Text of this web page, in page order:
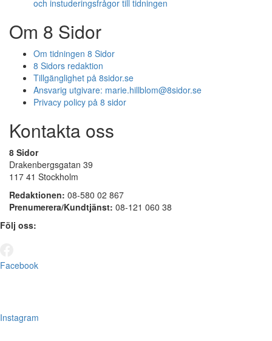
och instuderingsfrågor till tidningen
Om 8 Sidor
Om tidningen 8 Sidor
8 Sidors redaktion
Tillgänglighet på 8sidor.se
Ansvarig utgivare: marie.hillblom@8sidor.se
Privacy policy på 8 sidor
Kontakta oss
8 Sidor
Drakenbergsgatan 39
117 41 Stockholm
Redaktionen: 08-580 02 867
Prenumerera/Kundtjänst: 08-121 060 38
Följ oss:
Facebook
Instagram